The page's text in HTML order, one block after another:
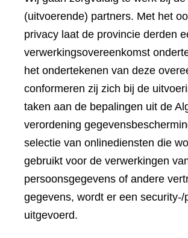
(uitvoerende) partners. Met het
privacy laat de provincie derden
verwerkingsovereenkomst
het ondertekenen van deze
conformeren zij zich bij de
taken aan de bepalingen uit de
verordening
selectie van onlinediensten die
gebruikt voor de verwerkingen
persoonsgegevens of andere
gegevens, wordt er een security-/
uitgevoerd.